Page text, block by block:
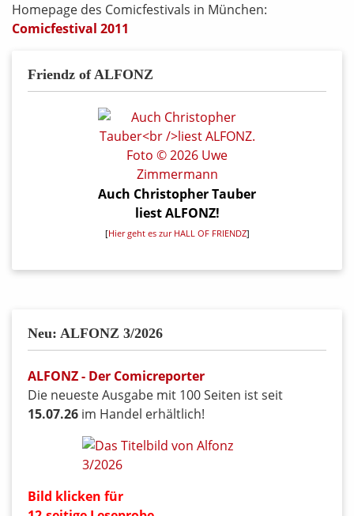
Homepage des Comicfestivals in München:
Comicfestival 2011
Friendz of ALFONZ
Auch Christopher Tauber
liest ALFONZ!
[Hier geht es zur HALL OF FRIENDZ]
Neu: ALFONZ 3/2026
ALFONZ - Der Comicreporter
Die neueste Ausgabe mit 100 Seiten ist seit
15.07.26 im Handel erhältlich!
Bild klicken für